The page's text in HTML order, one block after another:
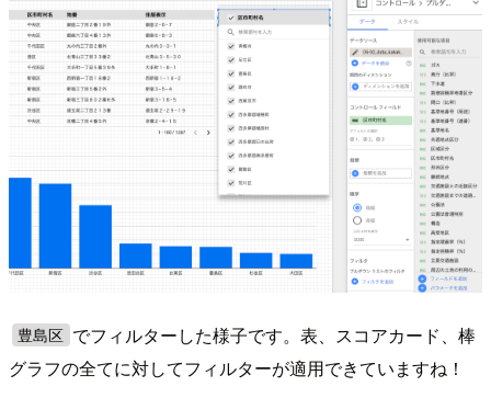
豊島区 でフィルターした様子です。表、スコアカード、棒
グラフの全てに対してフィルターが適用できていますね！